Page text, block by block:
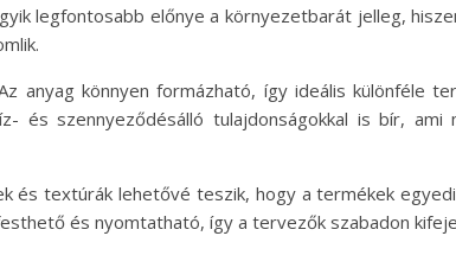
legfontosabb előnye a környezetbarát jelleg,
anyag könnyen formázható, így ideális különféle
és szennyeződésálló tulajdonságokkal is bír, ami
textúrák lehetővé teszik, hogy a termékek
és nyomtatható, így a tervezők szabadon